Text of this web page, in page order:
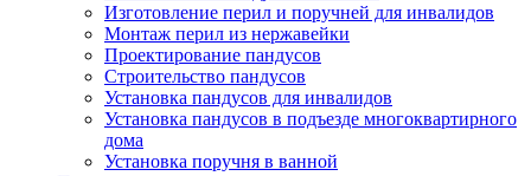
Изготовление перил и поручней для инвалидов
Монтаж перил из нержавейки
Проектирование пандусов
Строительство пандусов
Установка пандусов для инвалидов
Установка пандусов в подъезде многоквартирного
дома
Установка поручня в ванной